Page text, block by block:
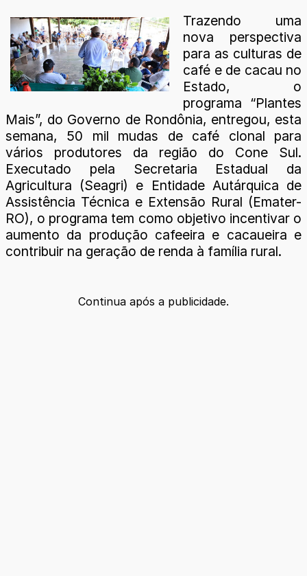
Trazendo uma
nova perspectiva
para as culturas de
café e de cacau no
Estado, o
programa “Plantes
Mais”, do Governo de Rondônia, entregou, esta
semana, 50 mil mudas de café clonal para
vários produtores da região do Cone Sul.
Executado pela Secretaria Estadual da
Agricultura (Seagri) e Entidade Autárquica de
Assistência Técnica e Extensão Rural (Emater-
RO), o programa tem como objetivo incentivar o
aumento da produção cafeeira e cacaueira e
contribuir na geração de renda à família rural.
Continua após a publicidade.